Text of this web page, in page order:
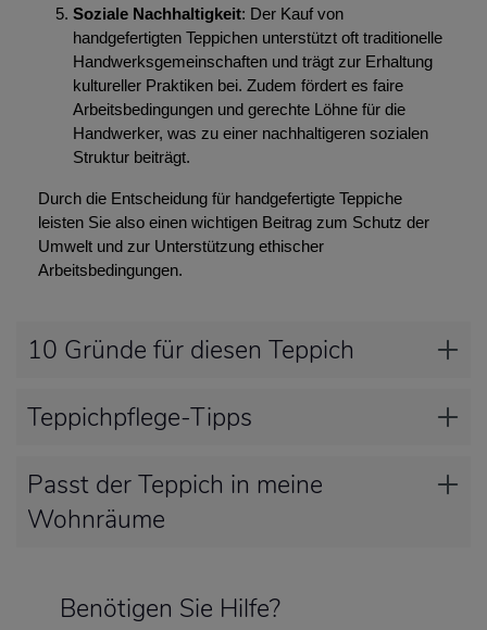
Soziale Nachhaltigkeit: Der Kauf von
handgefertigten Teppichen unterstützt oft traditionelle
Handwerksgemeinschaften und trägt zur Erhaltung
kultureller Praktiken bei. Zudem fördert es faire
Arbeitsbedingungen und gerechte Löhne für die
Handwerker, was zu einer nachhaltigeren sozialen
Struktur beiträgt.
Durch die Entscheidung für handgefertigte Teppiche
leisten Sie also einen wichtigen Beitrag zum Schutz der
Umwelt und zur Unterstützung ethischer
Arbeitsbedingungen.
10 Gründe für diesen Teppich
Teppichpflege-Tipps
Passt der Teppich in meine
Wohnräume
Benötigen Sie Hilfe?